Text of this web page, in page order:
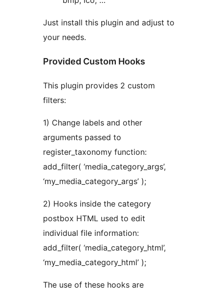
Just install this plugin and adjust to
your needs.
Provided Custom Hooks
This plugin provides 2 custom
filters:
1) Change labels and other
arguments passed to
register_taxonomy function:
add_filter( ‘media_category_args’,
‘my_media_category_args’ );
2) Hooks inside the category
postbox HTML used to edit
individual file information:
add_filter( ‘media_category_html’,
‘my_media_category_html’ );
The use of these hooks are